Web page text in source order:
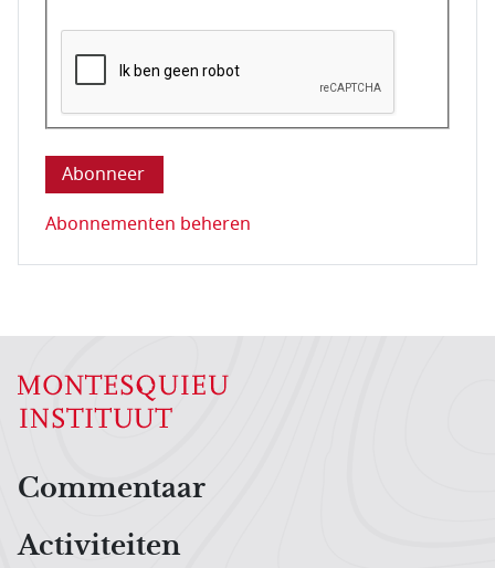
Deze vraag is om te controleren dat u een mens
Abonnementen beheren
Hoofdnavigatiemenu
Commentaar
Activiteiten